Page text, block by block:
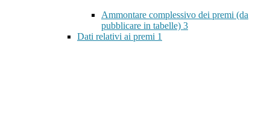
Ammontare complessivo dei premi (da
pubblicare in tabelle) 3
Dati relativi ai premi 1